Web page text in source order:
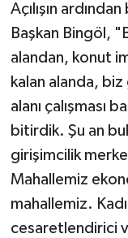
Açılışın
Başkan Bingöl,
alandan, konut
kalan alanda,
alanı çalışması
bitirdik. Şu an
girişimcilik
Mahallemiz
mahallemiz.
cesaretlendirici